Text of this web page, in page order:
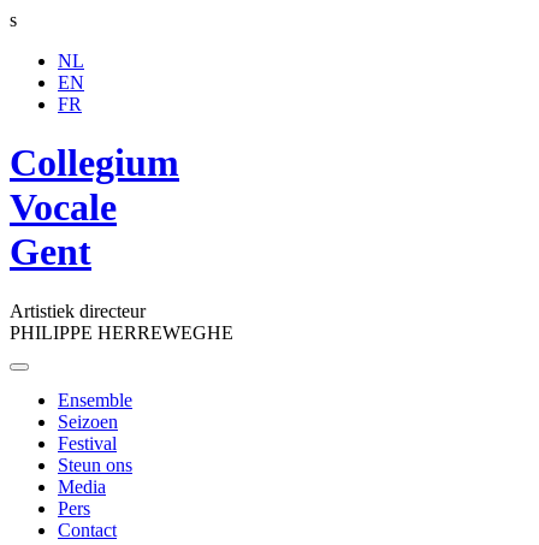
s
NL
EN
FR
Collegium
Vocale
Gent
Artistiek directeur
PHILIPPE HERREWEGHE
Toggle
navigationEnsemble
Seizoen
Festival
Steun ons
Media
Pers
Contact